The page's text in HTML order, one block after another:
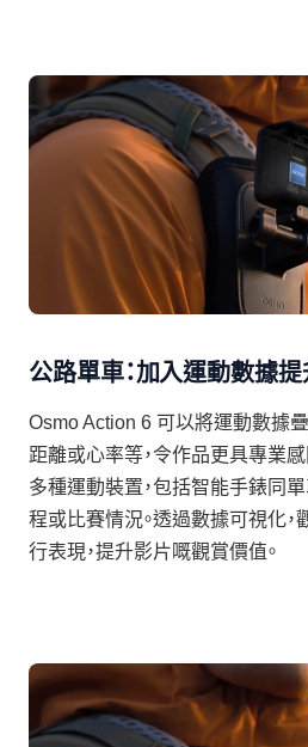
公路單車：加入運動數據
Osmo Action 6 可以將運動數據疊
距離或心率等，令作品更具專業
多種運動裝置，包括智能手錶同
程或比賽情況。透過數據可視化
行表現，提升影片嘅觀賞價值。